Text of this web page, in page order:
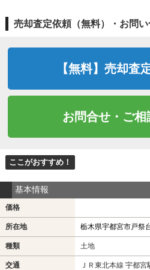
売却査定依頼（無料）・お問
【無料】売却査
お問合せ・ご相
ここがおすすめ！
基本情報
価格
所在地 栃木県宇都宮市戸祭
種類 土地
交通 ＪＲ東北本線 宇都